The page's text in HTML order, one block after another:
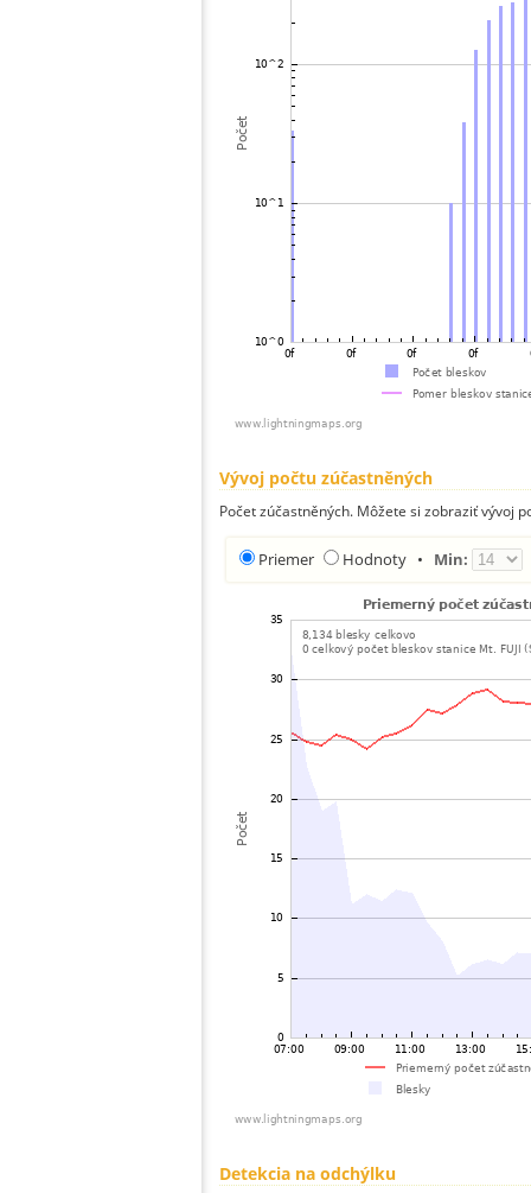
Vývoj počtu zúčastněných
Počet zúčastněných. Môžete si zobraziť vývoj
Priemer Hodnoty • Min:
Detekcia na odchýlku